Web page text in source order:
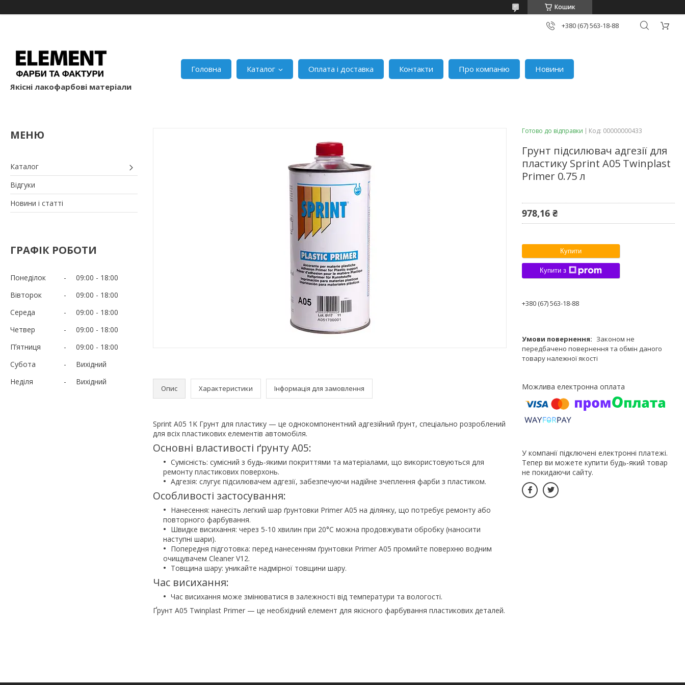
Кошик
+380 (67) 563-18-88
Якісні лакофарбові матеріали
Головна Каталог Оплата і доставка Контакти Про компанію Новини
Каталог
Відгуки
Новини і статті
ГРАФІК РОБОТИ
Понеділок 09:00
18:00
Вівторок
09:00
18:00
Середа
09:00
18:00
Четвер
09:00
18:00
Пʼятниця
09:00
18:00
Субота
Вихідний
Неділя
Вихідний
Опис Характеристики Інформація для замовлення
Sprint A05 1K Грунт для пластику — це однокомпонентний адгезійний ґрунт, спеціально розроблений
для всіх пластикових елементів автомобіля.
Основні властивості ґрунту A05:
Сумісність: сумісний з будь-якими покриттями та матеріалами, що використовуються для
ремонту пластикових поверхонь.
Адгезія: слугує підсилювачем адгезії, забезпечуючи надійне зчеплення фарби з пластиком.
Особливості застосування:
Нанесення: нанесіть легкий шар ґрунтовки Primer A05 на ділянку, що потребує ремонту або
повторного фарбування.
Швидке висихання: через 5-10 хвилин при 20°C можна продовжувати обробку (наносити
наступні шари).
Попередня підготовка: перед нанесенням ґрунтовки Primer A05 промийте поверхню водним
очищувачем Cleaner V12.
Товщина шару: уникайте надмірної товщини шару.
Час висихання:
Час висихання може змінюватися в залежності від температури та вологості.
Ґрунт A05 Twinplast Primer — це необхідний елемент для якісного фарбування пластикових деталей.
Готово до відправки Код: 00000000433
Грунт підсилювач адгезії для
пластику Sprint A05 Twinplast
Primer 0.75 л
978,16 ₴
Купити
Купити з
+380 (67) 563-18-88
Законом не
передбачено повернення та обмін даного
товару належної якості
У компанії підключені електронні платежі.
Тепер ви можете купити будь-який товар
не покидаючи сайту.